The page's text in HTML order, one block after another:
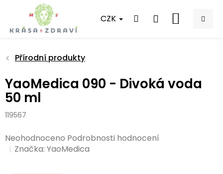
obsah
CZK
NÁKUPNÍ
Přírodní produkty
YaoMedica 090 - Divoká voda
50 ml
119567
Průměrné
hodnocení
Neohodnoceno Podrobnosti hodnocení
Značka:YaoMedica